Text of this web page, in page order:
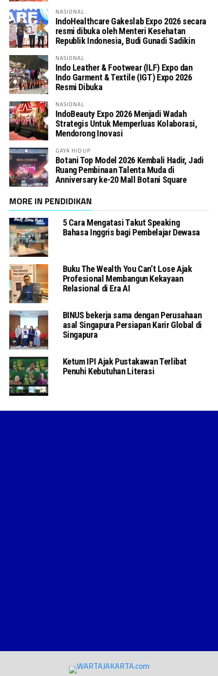
NASIONAL
IndoHealthcare Gakeslab Expo 2026 secara
resmi dibuka oleh Menteri Kesehatan
Republik Indonesia, Budi Gunadi Sadikin
NASIONAL
Indo Leather & Footwear (ILF) Expo dan
Indo Garment & Textile (IGT) Expo 2026
Resmi Dibuka
NASIONAL
IndoBeauty Expo 2026 Menjadi Wadah
Strategis Untuk Memperluas Kolaborasi,
Mendorong Inovasi
GAYA HIDUP
Botani Top Model 2026 Kembali Hadir, Jadi
Ruang Pembinaan Talenta Muda di
Anniversary ke-20 Mall Botani Square
MORE IN PENDIDIKAN
5 Cara Mengatasi Takut Speaking
Bahasa Inggris bagi Pembelajar Dewasa
Buku The Wealth You Can’t Lose Ajak
Profesional Membangun Kekayaan
Relasional di Era AI
BINUS bekerja sama dengan Perusahaan
asal Singapura Persiapan Karir Global di
Singapura
Ketum IPI Ajak Pustakawan Terlibat
Penuhi Kebutuhan Literasi